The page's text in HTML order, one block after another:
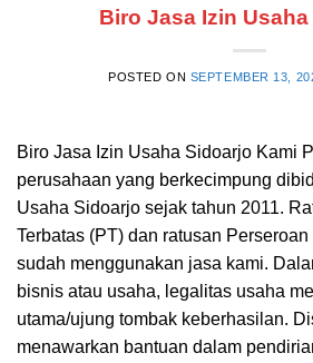
Biro Jasa Izin
POSTED ON SEPTEMBER 13,
Biro Jasa Izin Usaha Sidoarjo Kami
perusahaan yang berkecimpung
Usaha Sidoarjo sejak tahun 2011.
Terbatas (PT) dan ratusan
sudah menggunakan jasa kami.
bisnis atau usaha, legalitas usaha
utama/ujung tombak keberhasilan.
menawarkan bantuan dalam